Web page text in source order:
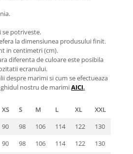
se potriveste.
la dimensiunea produsului finit.
in centimetri (cm).
diferenta de culoare este posibila
ecranului.
despre marimi si cum se efectueaza
nostru de marimiAICI.
XS S M L XL
XXL
90 98 106 114 122
130
90 98 106 114 122
130